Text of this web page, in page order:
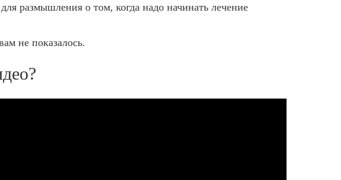
размышления о том, когда надо начинать лечение
не показалось.